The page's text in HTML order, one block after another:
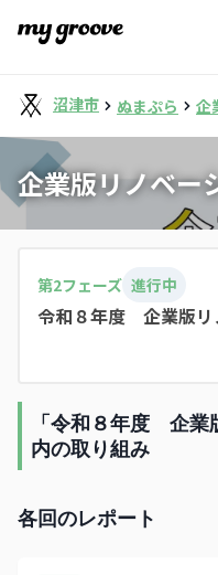
沼津市 ぬまぷら 企
企業版リノベー
第2フェーズ 進行中
令和８年度 企業版リ
「令和８年度 企業
内の取り組み
各回のレポート